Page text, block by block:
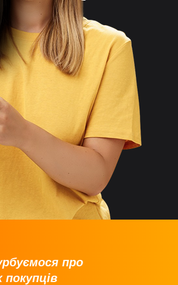
побажання
відправляємо
асортимент
про